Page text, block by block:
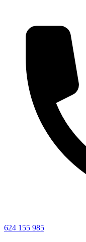
624 155 985